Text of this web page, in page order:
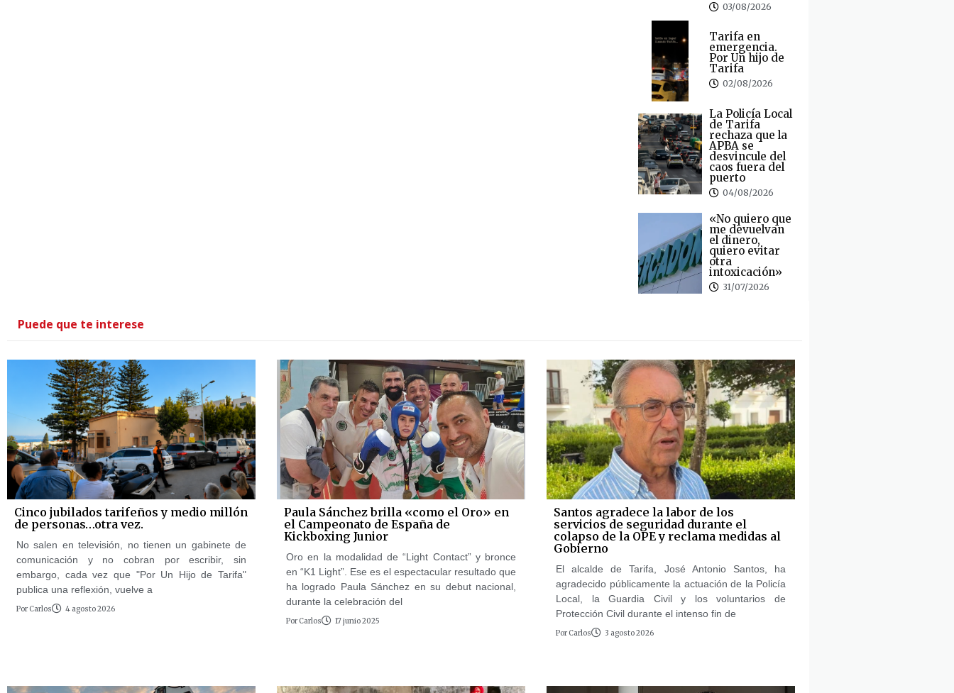
03/08/2026
Tarifa en
emergencia.
Por Un hijo de
Tarifa
02/08/2026
La Policía Local
de Tarifa
rechaza que la
APBA se
desvincule del
caos fuera del
puerto
04/08/2026
«No quiero que
me devuelvan
el dinero,
quiero evitar
otra
intoxicación»
31/07/2026
Puede que te interese
Cinco jubilados tarifeños y medio millón
de personas…otra vez.
No salen en televisión, no tienen un gabinete de
comunicación y no cobran por escribir, sin
embargo, cada vez que "Por Un Hijo de Tarifa"
publica una reflexión, vuelve a
Por Carlos 4 agosto 2026
Paula Sánchez brilla «como el Oro» en
el Campeonato de España de
Kickboxing Junior
Oro en la modalidad de “Light Contact” y bronce
en “K1 Light”. Ese es el espectacular resultado que
ha logrado Paula Sánchez en su debut nacional,
durante la celebración del
Por Carlos 17 junio 2025
Santos agradece la labor de los
servicios de seguridad durante el
colapso de la OPE y reclama medidas al
Gobierno
El alcalde de Tarifa, José Antonio Santos, ha
agradecido públicamente la actuación de la Policía
Local, la Guardia Civil y los voluntarios de
Protección Civil durante el intenso fin de
Por Carlos 3 agosto 2026